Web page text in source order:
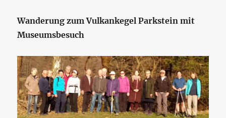
Wanderung zum Vulkankegel Parkstein mit
Museumsbesuch